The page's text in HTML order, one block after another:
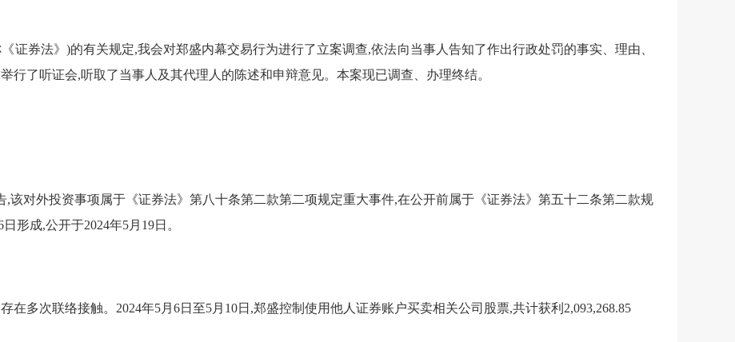
证券法》)的有关规定,我会对郑盛内幕交易行为进行了立案调查,依法向当事人告知了作出行政处罚的事实、理由、
行了听证会,听取了当事人及其代理人的陈述和申辩意见。本案现已调查、办理终结。
,该对外投资事项属于《证券法》 第八十条第二款第二项规定重大事件,在公开前属于《证券法》 第五十二条第二款规
日 形成,公开于2024年5月 19日 。
在多次联络接触。 2024年5月 6日至5月 10日,郑盛控制使用他人证券账户买卖相关公司股票,共计获利 2,093,268.85